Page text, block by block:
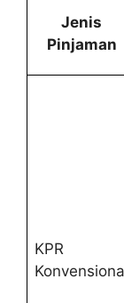
Jenis
Pinjaman
KPR